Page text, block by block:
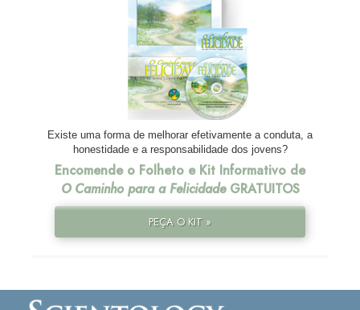
Existe uma forma de melhorar efetivamente a conduta, a
honestidade e a responsabilidade dos jovens?
Encomende o Folheto e Kit Informativo de
O Caminho para a FelicidadeGRATUITOS
PEÇA O KIT »